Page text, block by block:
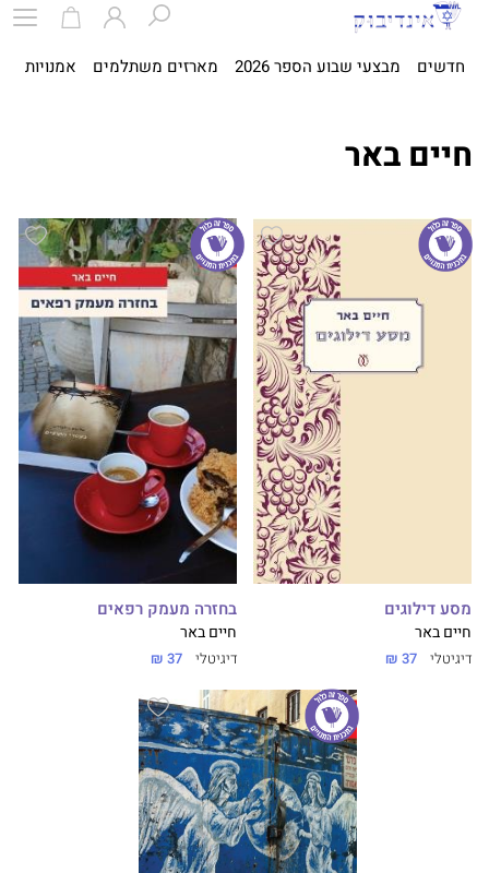
חדשים מבצעי שבוע הספר 2026 מארזים משתלמים אמנויות
חיים באר
מסע דילוגים
חיים באר
דיגיטלי 37 ₪
בחזרה מעמק רפאים
חיים באר
דיגיטלי 37 ₪